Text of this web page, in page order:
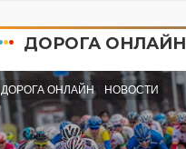
ДОРОГА ОНЛАЙН
ДОРОГА ОНЛАЙН НОВОСТИ